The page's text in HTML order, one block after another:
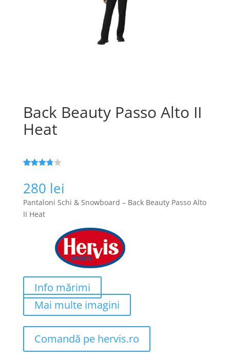
Back Beauty Passo Alto II
Heat
din 5 pe
baza a
de
de la
280 lei
Pantaloni Schi & Snowboard – Back Beauty Passo Alto
II Heat
Info mărimi
Mai multe imagini
Comandă pe hervis.ro